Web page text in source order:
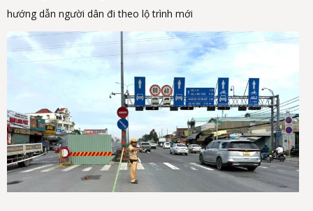
hướng dẫn người dân đi theo lộ trình mới